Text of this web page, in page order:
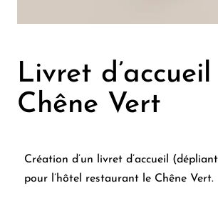
Livret d’accueil
Chêne Vert
Création d’un livret d’accueil
pour l’hôtel restaurant le Chêne Vert.